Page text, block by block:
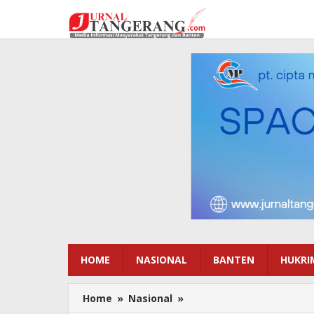
konten
HOME NASIONAL BANTEN
Home » Nasional »